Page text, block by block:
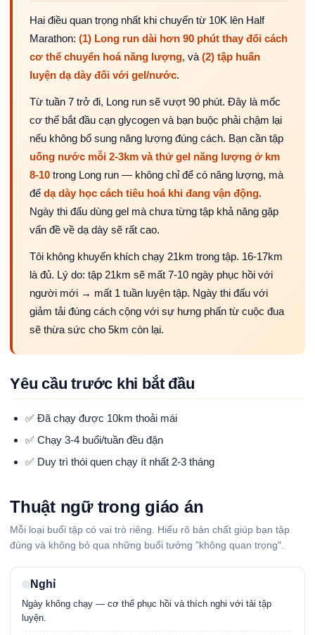
Hai điều quan trọng nhất khi chuyển từ 10K lên Half
Marathon: (1) Long run dài hơn 90 phút thay đổi cách
cơ thể chuyển hoá năng lượng, và (2) tập huấn
luyện dạ dày đối với gel/nước.
Từ tuần 7 trở đi, Long run sẽ vượt 90 phút. Đây là mốc
cơ thể bắt đầu cạn glycogen và bạn buộc phải chậm lại
nếu không bổ sung năng lượng đúng cách. Bạn cần tập
uống nước mỗi 2-3km và thử gel năng lượng ở km
8-10 trong Long run — không chỉ để có năng lượng, mà
để dạ dày học cách tiêu hoá khi đang vận động.
Ngày thi đấu dùng gel mà chưa từng tập khả năng gặp
vấn đề về dạ dày sẽ rất cao.
Tôi không khuyến khích chạy 21km trong tập. 16-17km
là đủ. Lý do: tập 21km sẽ mất 7-10 ngày phục hồi với
người mới → mất 1 tuần luyện tập. Ngày thi đấu với
giảm tải đúng cách cộng với sự hưng phấn từ cuộc đua
sẽ thừa sức cho 5km còn lại.
Yêu cầu trước khi bắt đầu
✅ Đã chạy được 10km thoải mái
✅ Chạy 3-4 buổi/tuần đều đặn
✅ Duy trì thói quen chạy ít nhất 2-3 tháng
Thuật ngữ trong giáo án
Mỗi loại buổi tập có vai trò riêng. Hiểu rõ bản chất giúp bạn tập
đúng và không bỏ qua những buổi tưởng "không quan trọng".
Nghỉ
Ngày không chạy — cơ thể phục hồi và thích nghi với tải tập
luyện.